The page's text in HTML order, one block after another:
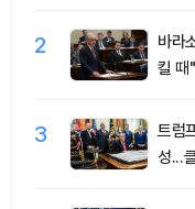
2
바라
킬 때"
3
트럼
성...